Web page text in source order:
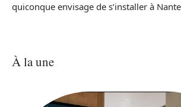
quiconque envisage de s’installer à
À la une